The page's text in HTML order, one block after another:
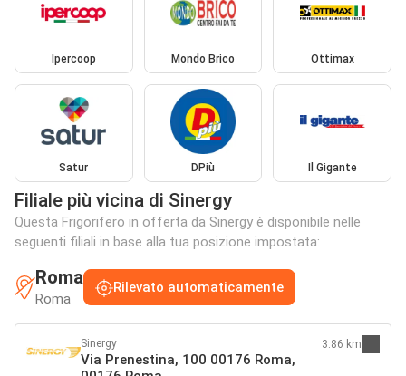
Ipercoop Mondo Brico Ottimax
Satur DPiù Il Gigante
Filiale più vicina di Sinergy
Questa Frigorifero in offerta da Sinergy è disponibile nelle
seguenti filiali in base alla tua posizione impostata:
Roma
Roma
Rilevato automaticamente
Sinergy
Via Prenestina, 100 00176 Roma,
3.86 km